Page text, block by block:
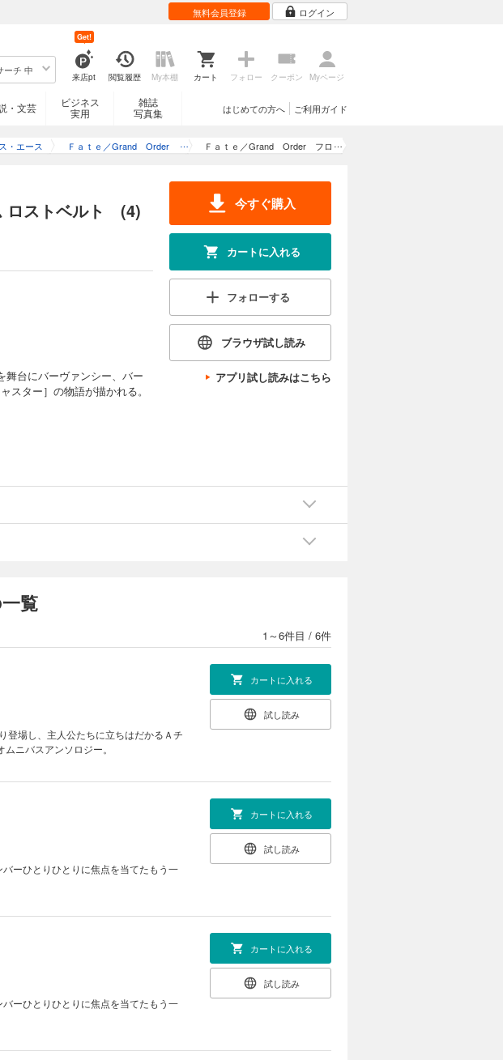
無料会員登録 ログイン
ーチ 中
来店pt
Get!
閲覧履歴 My本棚 カート フォロー クーポン Myページ
・文芸
ビジネス
実用
雑誌
写真集
ご利用ガイド
はじめての方へ
・エース
Ｆａｔｅ／Grand Order
Ｆａｔｅ／Grand Order フロ
ストベルト (4)
舞台にバーヴァンシー、バー
スター］の物語が描かれる。
今すぐ購入
カートに入れる
フォローする
ブラウザ試し読み
アプリ試し読みはこちら
覧
1～6件目 / 6件
場し、主人公たちに立ちはだかるＡチ
ニバスアンソロジー。
カートに入れる
試し読み
ーひとりひとりに焦点を当てたもう一
カートに入れる
試し読み
ーひとりひとりに焦点を当てたもう一
カートに入れる
試し読み